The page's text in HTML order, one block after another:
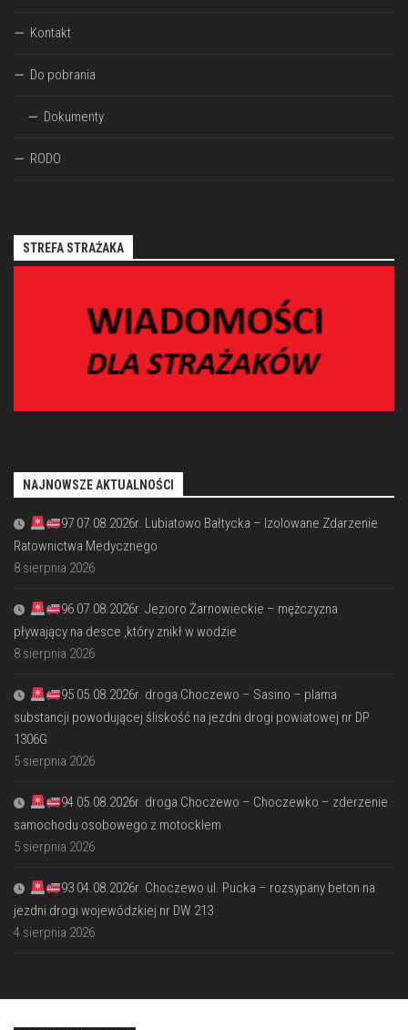
Kontakt
Do pobrania
Dokumenty
RODO
STREFA STRAŻAKA
NAJNOWSZE AKTUALNOŚCI
97 07.08.2026r. Lubiatowo Bałtycka – Izolowane Zdarzenie
Ratownictwa Medycznego
8 sierpnia 2026
96 07.08.2026r. Jezioro Żarnowieckie – mężczyzna
pływający na desce ,który znikł w wodzie
8 sierpnia 2026
95 05.08.2026r. droga Choczewo – Sasino – plama
substancji powodującej śliskość na jezdni drogi powiatowej nr DP
1306G
5 sierpnia 2026
94 05.08.2026r. droga Choczewo – Choczewko – zderzenie
samochodu osobowego z motocklem
5 sierpnia 2026
93 04.08.2026r. Choczewo ul. Pucka – rozsypany beton na
jezdni drogi wojewódzkiej nr DW 213
4 sierpnia 2026